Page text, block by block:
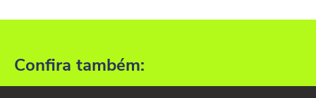
Confira também: